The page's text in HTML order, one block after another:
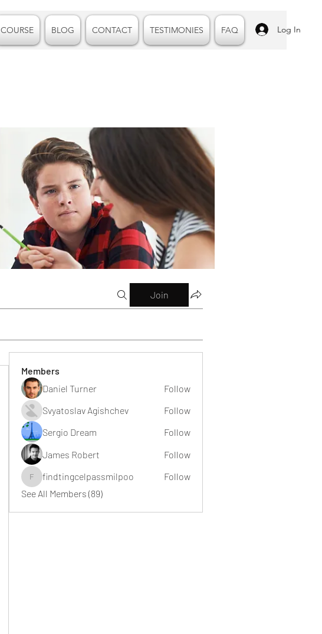
COURSE BLOG CONTACT TESTIMONIES FAQ Log In
Join
Members
Daniel Turner
Follow
Svyatoslav Agishchev
Follow
Sergio Dream
Follow
James Robert
Follow
findtingcelpassmilpoo
findtingcelpassmilpoo
Follow
See All Members (89)